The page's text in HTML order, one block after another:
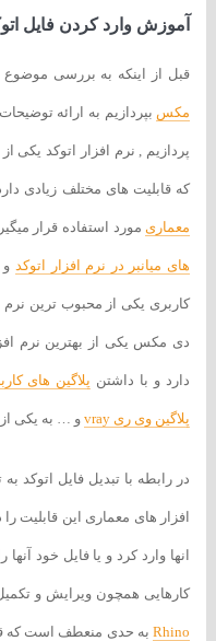
آموزش وارد کردن فایل
قبل از اینکه به بررسی موضوع
مکس بپردازیم به ارائه
پردازیم , نرم افزار اتوکد
که قابلیت های مختلف زیادی
معماری مورد استفاده قرار
های میانبر در نرم افزار اتوکد
کاربری یکی از محبوب ترین
دی مکس یکی از بهترین نرم
دارد و با داشتن پلاگین های
پلاگین وی ری vray و … به یکی از
در رابطه با تبدیل فایل
افزار های معماری این قابلیت را
انها وارد کرد و یا فایل خود
کارهایی همچون ویرایش و
Rhinoبه حدی منعطف است که